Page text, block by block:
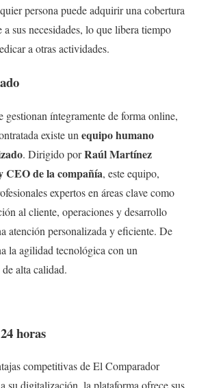
persona puede adquirir una cobertura
a sus necesidades, lo que libera tiempo
a otras actividades.
gestionan íntegramente de forma online,
existe un equipo humano
. Dirigido porRaúl Martínez
de la compañía, este equipo,
expertos en áreas clave como
al cliente, operaciones y desarrollo
atención personalizada y eficiente. De
la agilidad tecnológica con un
alta calidad.
horas
competitivas de El Comparador